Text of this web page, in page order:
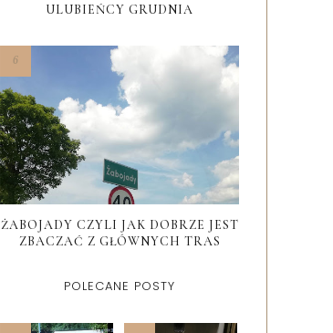
ULUBIEŃCY GRUDNIA
ŻABOJADY CZYLI JAK DOBRZE JEST
ZBACZAĆ Z GŁÓWNYCH TRAS
POLECANE POSTY